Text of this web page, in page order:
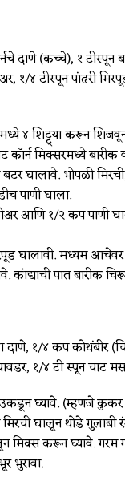
दाणे (कच्चे), १ टीस्पून
१/४ टीस्पून पांढरी
४ शिट्ट्या करून
कॉर्न मिक्सरमध्ये
घालावे. भोपळी
पाणी घाला.
आणि १/२ कप पाणी
घालावी. मध्यम आचेवर
कांद्याची पात बारीक
१/४ कप कोथंबीर
१/४ टी स्पून चाट
घ्यावे. (म्हणजे कुकर
घालून थोडे
मिक्स करून घ्यावे. गरम
भुरावा.